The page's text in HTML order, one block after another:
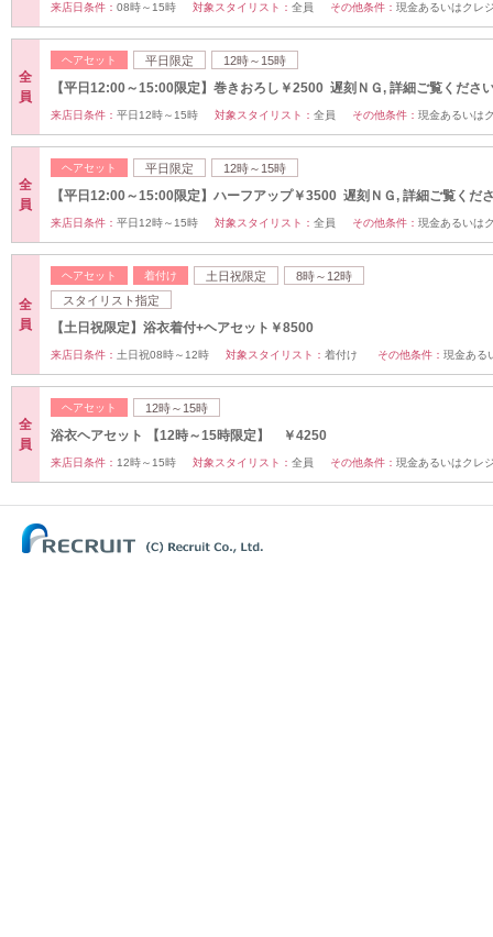
来店日条件： 08時～15時 対象スタイリスト： 全員 その他条件： 現金あるいはクレ
全
員
ヘアセット 平日限定 12時～15時
【平日12:00～15:00限定】巻きおろし￥2500 遅刻ＮＧ, 詳細ご覧くださ
来店日条件： 平日12時～15時 対象スタイリスト： 全員 その他条件： 現金あるいは
全
員
ヘアセット 平日限定 12時～15時
【平日12:00～15:00限定】ハーフアップ￥3500 遅刻ＮＧ, 詳細ご覧くだ
来店日条件： 平日12時～15時 対象スタイリスト： 全員 その他条件： 現金あるいは
全
員
ヘアセット 着付け 土日祝限定
8時～12時
スタイリスト指定
【土日祝限定】浴衣着付+ヘアセット￥8500
来店日条件： 土日祝08時～12時 対象スタイリスト： 着付け その他条件： 現金ある
全
員
ヘアセット 12時～15時
浴衣ヘアセット 【12時～15時限定】 ￥4250
来店日条件： 12時～15時 対象スタイリスト： 全員 その他条件： 現金あるいはクレ